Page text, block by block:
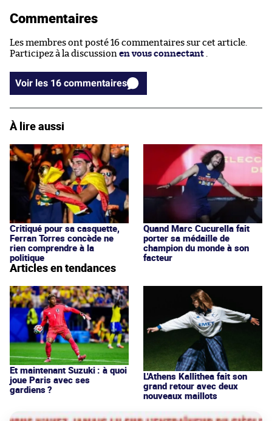
Commentaires
Les membres ont posté 16 commentaires sur cet article.
Participez à la discussion en vous connectant .
Voir les 16 commentaires
À lire aussi
Critiqué pour sa casquette,
Ferran Torres concède ne
rien comprendre à la
politique
Quand Marc Cucurella fait
porter sa médaille de
champion du monde à son
facteur
Articles en tendances
Et maintenant Suzuki : à quoi
joue Paris avec ses
gardiens ?
L'Athens Kallithea fait son
grand retour avec deux
nouveaux maillots